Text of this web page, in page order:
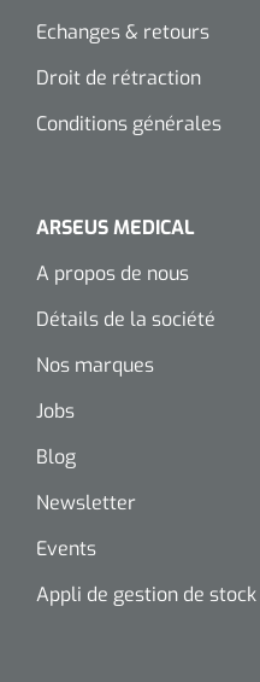
Echanges & retours
Droit de rétraction
Conditions générales
ARSEUS MEDICAL
A propos de nous
Détails de la société
Nos marques
Jobs
Blog
Newsletter
Events
Appli de gestion de stock